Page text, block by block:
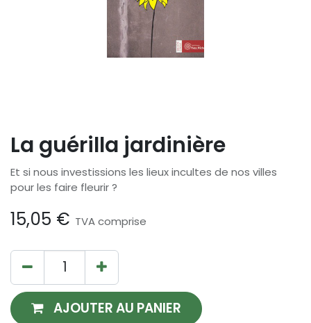
La guérilla jardinière
Et si nous investissions les lieux incultes de nos villes
pour les faire fleurir ?
15,05 € TVA comprise
AJOUTER AU PANIER